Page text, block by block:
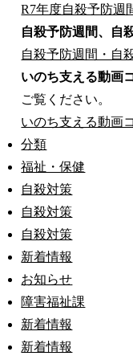
R7年度自殺予防週
自殺予防週間、自
自殺予防週間・自
いのち支える動画
ご覧ください。
いのち支える動画
分類
福祉・保健
自殺対策
自殺対策
自殺対策
新着情報
お知らせ
障害福祉課
新着情報
新着情報